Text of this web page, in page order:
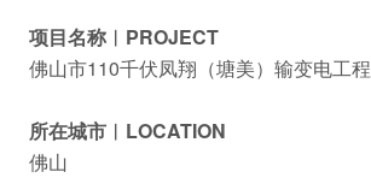
项目名称︱PROJECT
佛山市110千伏凤翔（塘美）输变电工程
所在城市︱LOCATION
佛山